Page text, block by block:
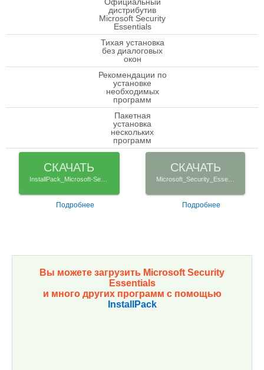
check
дистрибутив
Microsoft Security
Essentials
check
Тихая установка
без диалоговых
окон
check
Рекомендации по
установке
необходимых
программ
check
Пакетная
установка
нескольких
программ
СКАЧАТЬ
InstallPack_Microsoft-Security-Essentials.exe
Подробнее
СКАЧАТЬ
Microsoft_Security_Essentials_x32_Rus.exe
Подробнее
Вы можете загрузить Microsoft Security
Essentials
и много других программ с помощью
InstallPack